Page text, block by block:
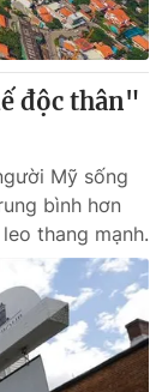
483/GP-BTTTT
Quốc Thắng,
độc thân"
Mỹ sống
bình hơn
thang mạnh.